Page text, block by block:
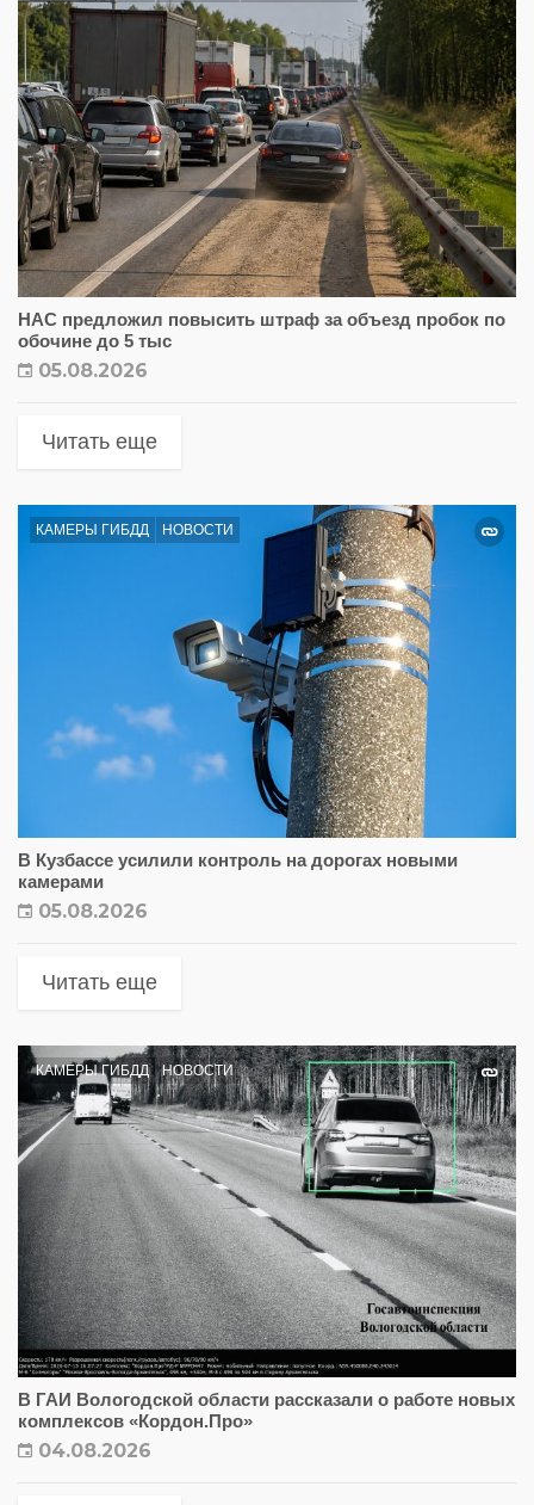
НАС предложил повысить штраф за объезд пробок по
обочине до 5 тыс
05.08.2026
Читать еще
КАМЕРЫ ГИБДД НОВОСТИ
В Кузбассе усилили контроль на дорогах новыми
камерами
05.08.2026
Читать еще
КАМЕРЫ ГИБДД НОВОСТИ
В ГАИ Вологодской области рассказали о работе новых
комплексов «Кордон.Про»
04.08.2026